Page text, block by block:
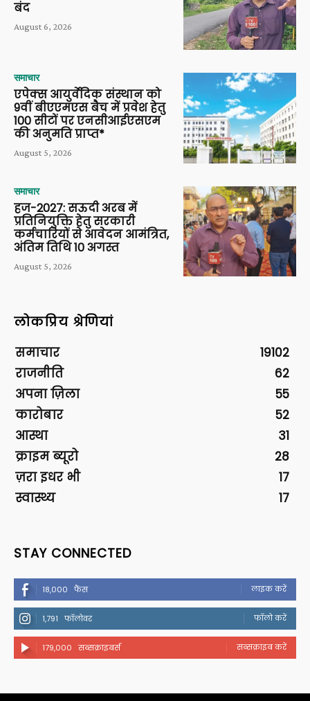
बंद
August 6, 2026
समाचार
एपेक्स आयुर्वेदिक संस्थान को
9वीं बीएएमएस बैच में प्रवेश हेतु
100 सीटों पर एनसीआईएसएम
की अनुमति प्राप्त*
August 5, 2026
समाचार
हज-2027: सऊदी अरब में
प्रतिनियुक्ति हेतु सरकारी
कर्मचारियों से आवेदन आमंत्रित,
अंतिम तिथि 10 अगस्त
August 5, 2026
लोकप्रिय श्रेणियां
समाचार
19102
राजनीति
62
अपना ज़िला
55
कारोबार
52
आस्था
31
क्राइम ब्यूरो
28
ज़रा इधर भी
17
स्वास्थ्य
17
STAY CONNECTED
18,000 फैंस लाइक करें
1,791 फॉलोवर फॉलो करें
179,000 सब्सक्राइबर्स सब्सक्राइब करें